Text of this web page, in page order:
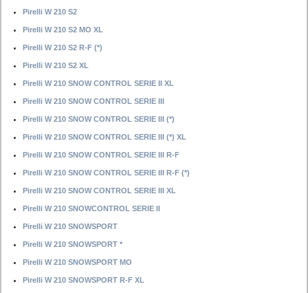
Pirelli W 210 S2
Pirelli W 210 S2 MO XL
Pirelli W 210 S2 R-F (*)
Pirelli W 210 S2 XL
Pirelli W 210 SNOW CONTROL SERIE II XL
Pirelli W 210 SNOW CONTROL SERIE III
Pirelli W 210 SNOW CONTROL SERIE III (*)
Pirelli W 210 SNOW CONTROL SERIE III (*) XL
Pirelli W 210 SNOW CONTROL SERIE III R-F
Pirelli W 210 SNOW CONTROL SERIE III R-F (*)
Pirelli W 210 SNOW CONTROL SERIE III XL
Pirelli W 210 SNOWCONTROL SERIE II
Pirelli W 210 SNOWSPORT
Pirelli W 210 SNOWSPORT *
Pirelli W 210 SNOWSPORT MO
Pirelli W 210 SNOWSPORT R-F XL